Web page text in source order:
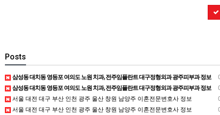
Posts
삼성동 대치동 영등포 여의도 노원 치과, 전주임플란트 대구정형외과 광주피부과 정보
삼성동 대치동 영등포 여의도 노원 치과, 전주임플란트 대구정형외과 광주피부과 정보
서울 대전 대구 부산 인천 광주 울산 창원 남양주 이혼전문변호사 정보
서울 대전 대구 부산 인천 광주 울산 창원 남양주 이혼전문변호사 정보